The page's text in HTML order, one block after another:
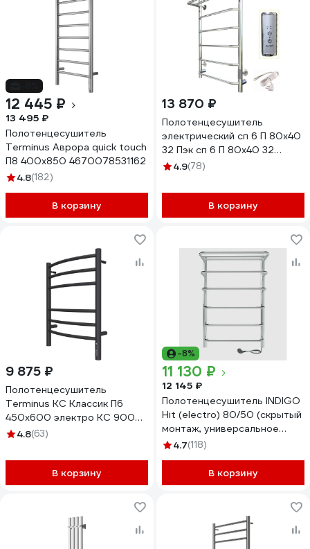
12 445 ₽
13 495 ₽
Полотенцесушитель
Terminus Аврора quick touch
П8 400x850 4670078531162
4.8(182)
В корзину
13 870 ₽
Полотенцесушитель
электрический сп 6 П 80х40
32 Пэк сп 6 П 80х40 32
Тругор 00267363 00-
4.9(78)
В корзину
9 875 ₽
Полотенцесушитель
Terminus КС Классик П6
450x600 электро КС 9005
матовый 4670078527578
4.8(63)
В корзину
-8%
11 130 ₽
12 145 ₽
Полотенцесушитель INDIGO
Hit (electro) 80/50 (скрытый
монтаж, универсальное
подключение R/L,
4.7(118)
В корзину